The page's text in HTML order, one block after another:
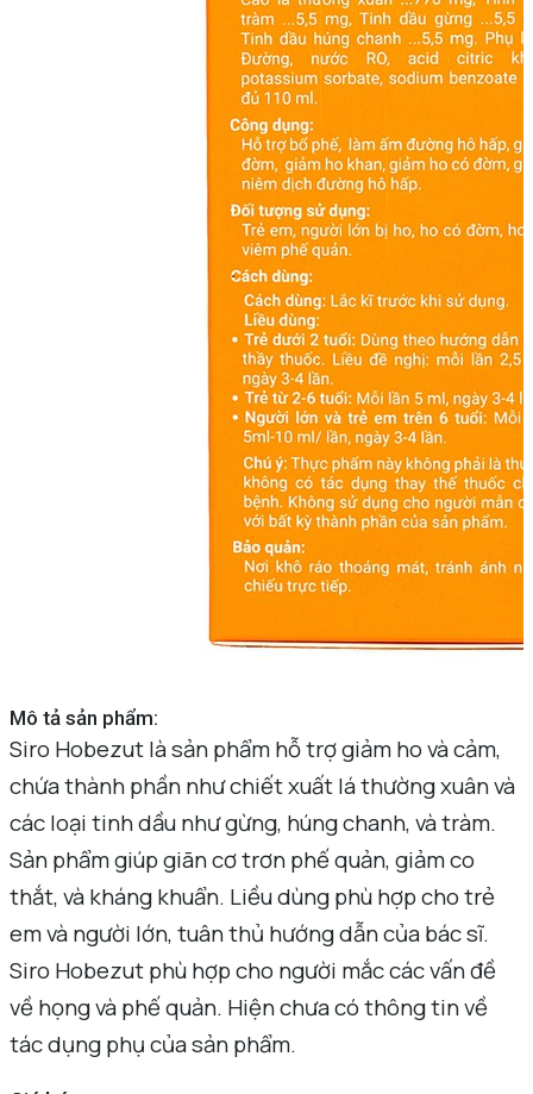
Mô tả sản phẩm:
Siro Hobezut là sản phẩm hỗ trợ giảm ho và cảm,
chứa thành phần như chiết xuất lá thường xuân và
các loại tinh dầu như gừng, húng chanh, và tràm.
Sản phẩm giúp giãn cơ trơn phế quản, giảm co
thắt, và kháng khuẩn. Liều dùng phù hợp cho trẻ
em và người lớn, tuân thủ hướng dẫn của bác sĩ.
Siro Hobezut phù hợp cho người mắc các vấn đề
về họng và phế quản. Hiện chưa có thông tin về
tác dụng phụ của sản phẩm.